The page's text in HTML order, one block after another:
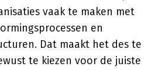
vaak te maken met
en
Dat maakt het des te
te kiezen voor de juiste